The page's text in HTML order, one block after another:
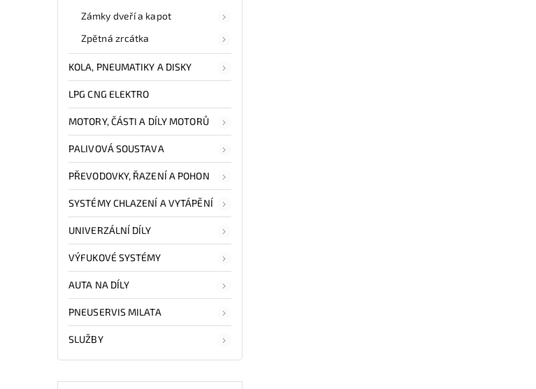
Zámky dveří a kapot
Zpětná zrcátka
KOLA, PNEUMATIKY A DISKY
LPG CNG ELEKTRO
MOTORY, ČÁSTI A DÍLY MOTORŮ
PALIVOVÁ SOUSTAVA
PŘEVODOVKY, ŘAZENÍ A POHON
SYSTÉMY CHLAZENÍ A VYTÁPĚNÍ
UNIVERZÁLNÍ DÍLY
VÝFUKOVÉ SYSTÉMY
AUTA NA DÍLY
PNEUSERVIS MILATA
SLUŽBY